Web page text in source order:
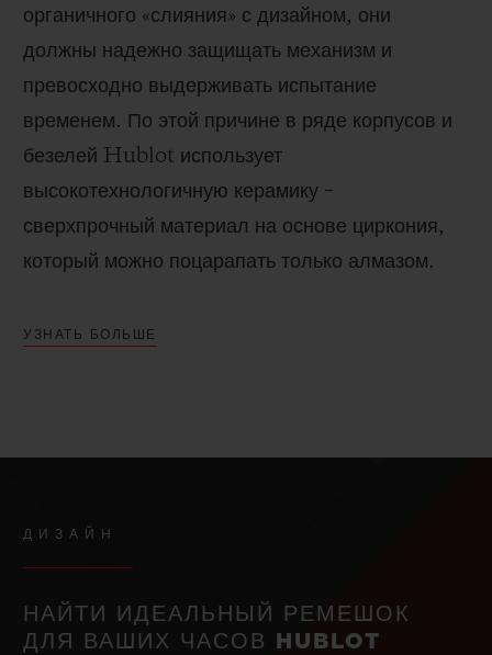
органичного «слияния» с дизайном, они
должны надежно защищать механизм и
превосходно выдерживать испытание
временем. По этой причине в ряде корпусов и
безелей Hublot использует
высокотехнологичную керамику –
сверхпрочный материал на основе циркония,
который можно поцарапать только алмазом.
УЗНАТЬ БОЛЬШЕ
ДИЗАЙН
НАЙТИ ИДЕАЛЬНЫЙ РЕМЕШОК
ДЛЯ ВАШИХ ЧАСОВ HUBLOT